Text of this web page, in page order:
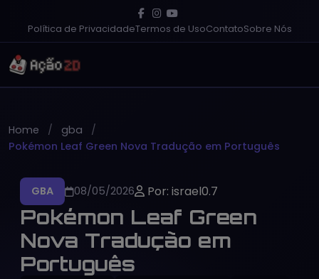
Política de PrivacidadeTermos de UsoContatoSobre Nós
Home
gba
Pokémon Leaf Green Nova Tradução em Português
GBA 08/05/2026 Por: israel0.7
Pokémon Leaf Green
Nova Tradução em
Português